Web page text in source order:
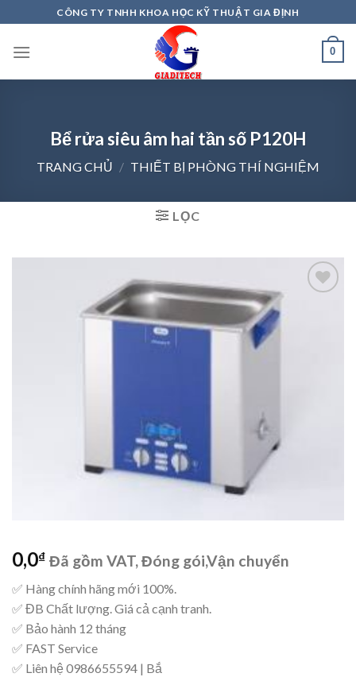
to
content
CÔNG TY TNHH KHOA HỌC KỸ THUẬT GIA ĐỊNH
0
Bể rửa siêu âm hai tần số P120H
TRANG CHỦ / THIẾT BỊ PHÒNG THÍ NGHIỆM
LỌC
0,0₫ Đã gồm VAT, Đóng gói,Vận chuyển
✅ Hàng chính hãng mới 100%.
✅ ĐB Chất lượng. Giá cả cạnh tranh.
✅ Bảo hành 12 tháng
✅ FAST Service
✅ Liên hệ 0986655594 | Bắ